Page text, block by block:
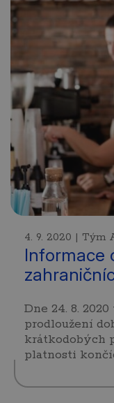
4. 9. 2020 | Tým
Informace
Dne 24. 8.
prodloužení
krátkodobých
platnosti